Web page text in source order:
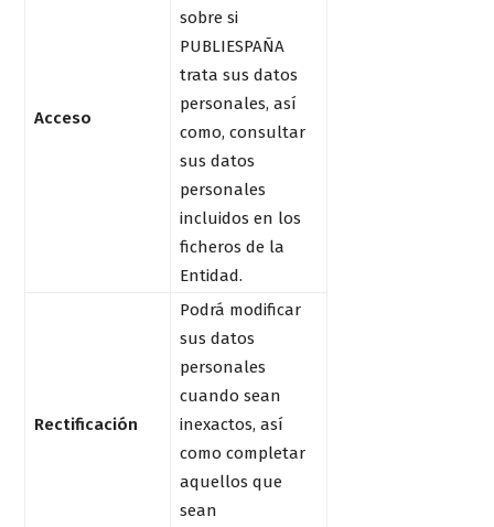
Acceso
sobre si
PUBLIESPAÑA
trata sus datos
personales, así
como, consultar
sus datos
personales
incluidos en los
ficheros de la
Entidad.
Rectificación
Podrá modificar
sus datos
personales
cuando sean
inexactos, así
como completar
aquellos que
sean